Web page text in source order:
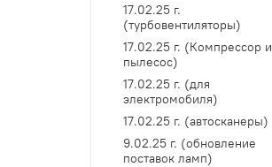
17.02.25 г.
(турбовентиляторы)
17.02.25 г. (Компрессор и
пылесос)
17.02.25 г. (для
электромобиля)
17.02.25 г. (автосканеры)
9.02.25 г. (обновление
поставок ламп)